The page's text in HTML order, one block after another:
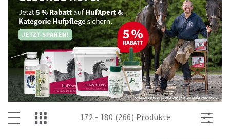
172 - 180 (266) Produkte